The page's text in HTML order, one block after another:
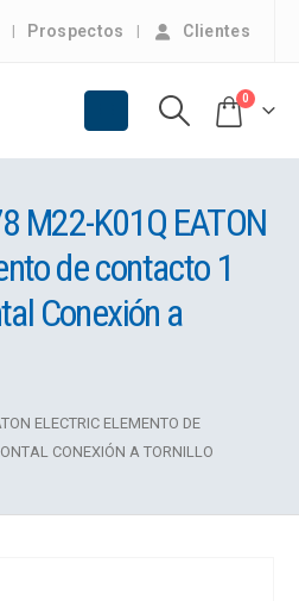
Prospectos Clientes
0
M22-K01Q EATON
de contacto 1
Conexión a
ELECTRIC ELEMENTO DE
CONEXIÓN A TORNILLO